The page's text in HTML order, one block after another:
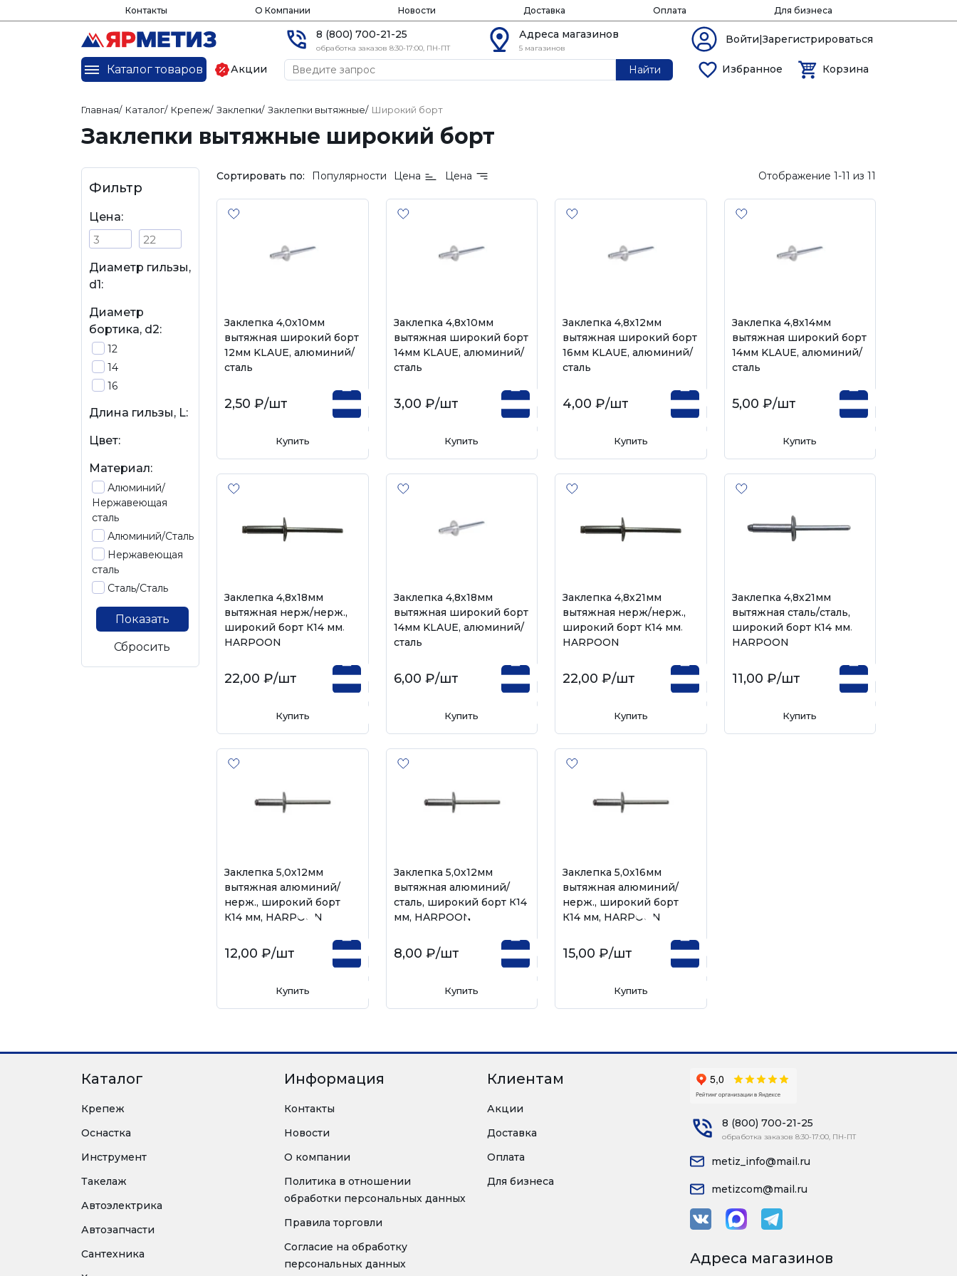
Контакты О Компании Новости Доставка Оплата Для бизнеса
8 (800) 700-21-25
обработка заказов 8:30-17:00, ПН-ПТ
Адреса магазинов
5 магазинов
Войти|Зарегистрироваться
Каталог товаров Акции Найти Избранное Корзина
Главная/ Каталог/ Крепеж/ Заклепки/ Заклепки вытяжные/ Широкий борт
Заклепки вытяжные широкий борт
Фильтр
Цена:
Диаметр гильзы,
d1:
Диаметр
бортика, d2:
12
14
16
Длина гильзы, L:
Цвет:
Материал:
Алюминий/
Нержавеющая
сталь
Алюминий/Сталь
Нержавеющая
сталь
Сталь/Сталь
Показать
Сбросить
Сортировать по: Популярности Цена Цена Отображение 1-11 из 11
Заклепка 4,0х10мм
вытяжная широкий борт
12мм KLAUE, алюминий/
сталь
2,50 ₽/шт
Купить
Заклепка 4,8х10мм
вытяжная широкий борт
14мм KLAUE, алюминий/
сталь
3,00 ₽/шт
Купить
Заклепка 4,8х12мм
вытяжная широкий борт
16мм KLAUE, алюминий/
сталь
4,00 ₽/шт
Купить
Заклепка 4,8х14мм
вытяжная широкий борт
14мм KLAUE, алюминий/
сталь
5,00 ₽/шт
Купить
Заклепка 4,8х18мм
вытяжная нерж/нерж.,
широкий борт К14 мм,
HARPOON
22,00 ₽/шт
Купить
Заклепка 4,8х18мм
вытяжная широкий борт
14мм KLAUE, алюминий/
сталь
6,00 ₽/шт
Купить
Заклепка 4,8х21мм
вытяжная нерж/нерж.,
широкий борт К14 мм,
HARPOON
22,00 ₽/шт
Купить
Заклепка 4,8х21мм
вытяжная сталь/сталь,
широкий борт К14 мм,
HARPOON
11,00 ₽/шт
Купить
Заклепка 5,0х12мм
вытяжная алюминий/
нерж., широкий борт
К14 мм, HARPOON
12,00 ₽/шт
Купить
Заклепка 5,0х12мм
вытяжная алюминий/
сталь, широкий борт К14
мм, HARPOON
8,00 ₽/шт
Купить
Заклепка 5,0х16мм
вытяжная алюминий/
нерж., широкий борт
К14 мм, HARPOON
15,00 ₽/шт
Купить
Каталог
Крепеж
Оснастка
Инструмент
Такелаж
Автоэлектрика
Автозапчасти
Сантехника
Информация
Контакты
Новости
О компании
Политика в отношении
обработки персональных данных
Правила торговли
Согласие на обработку
персональных данных
Клиентам
Акции
Доставка
Оплата
Для бизнеса
8 (800) 700-21-25
обработка заказов 8:30-17:00, ПН-ПТ
metiz_info@mail.ru
metizcom@mail.ru
Адреса магазинов